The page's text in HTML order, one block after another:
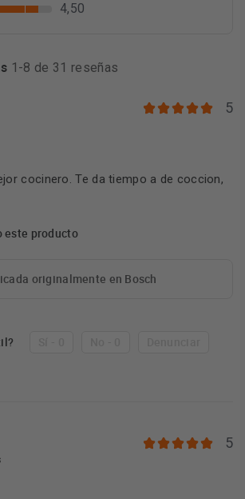
4,50
1-8 de 31 reseñas
5
cocinero. Te da tiempo a de coccion,
este producto
originalmente en Bosch
5